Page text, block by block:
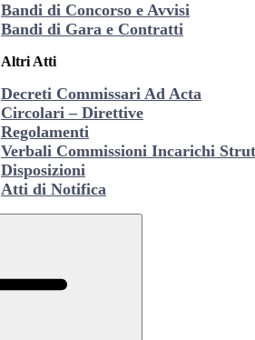
Bandi di Concorso e Avvisi
Bandi di Gara e Contratti
Altri Atti
Decreti Commissari Ad Acta
Circolari – Direttive
Regolamenti
Verbali Commissioni Incarichi
Disposizioni
Atti di Notifica